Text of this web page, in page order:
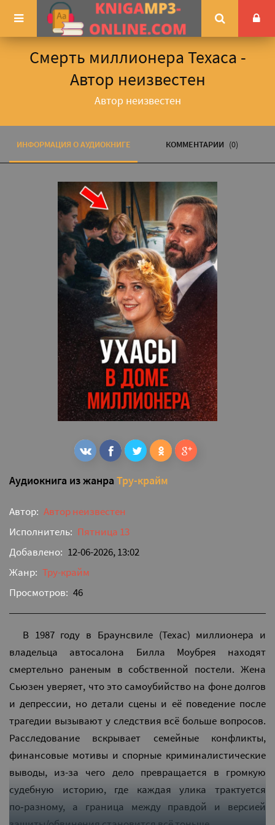
Смерть миллионера Техаса -
Автор неизвестен
Автор неизвестен
ИНФОРМАЦИЯ О АУДИОКНИГЕ КОММЕНТАРИИ (0)
Аудиокнига из жанра Тру-крайм
Автор: Автор неизвестен
Исполнитель: Пятница 13
Добавлено: 12-06-2026, 13:02
Жанр: Тру-крайм
Просмотров: 46
В 1987 году в Браунсвиле (Техас) миллионера и
владельца автосалона Билла Моубрея находят
смертельно раненым в собственной постели. Жена
Сьюзен уверяет, что это самоубийство на фоне долгов
и депрессии, но детали сцены и её поведение после
трагедии вызывают у следствия всё больше вопросов.
Расследование вскрывает семейные конфликты,
финансовые мотивы и спорные криминалистические
выводы, из-за чего дело превращается в громкую
судебную историю, где каждая улика трактуется
по‑разному, а граница между правдой и версией